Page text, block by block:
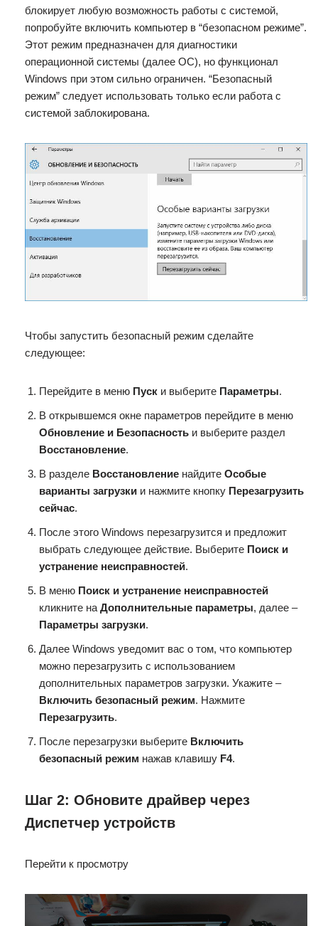
блокирует любую возможность работы с системой,
попробуйте включить компьютер в “безопасном режиме”.
Этот режим предназначен для диагностики
операционной системы (далее ОС), но функционал
Windows при этом сильно ограничен. “Безопасный
режим” следует использовать только если работа с
системой заблокирована.
Чтобы запустить безопасный режим сделайте
следующее:
Перейдите в меню Пуск и выберите Параметры.
В открывшемся окне параметров перейдите в меню
Обновление и Безопасность и выберите раздел
Восстановление.
В разделе Восстановление найдите Особые
варианты загрузки и нажмите кнопку Перезагрузить
сейчас.
После этого Windows перезагрузится и предложит
выбрать следующее действие. Выберите Поиск и
устранение неисправностей.
В меню Поиск и устранение неисправностей
кликните на Дополнительные параметры, далее –
Параметры загрузки.
Далее Windows уведомит вас о том, что компьютер
можно перезагрузить с использованием
дополнительных параметров загрузки. Укажите –
Включить безопасный режим. Нажмите
Перезагрузить.
После перезагрузки выберите Включить
безопасный режим нажав клавишу F4.
Шаг 2: Обновите драйвер через
Диспетчер устройств
Перейти к просмотру